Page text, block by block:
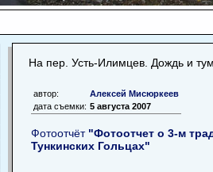
На пер. Усть-Илимцев. Дождь и
автор:
Алексей Мисюркеев
дата съемки: 5 августа 2007
Фотоотчёт "Фотоотчет о 3-м
Тункинских Гольцах"